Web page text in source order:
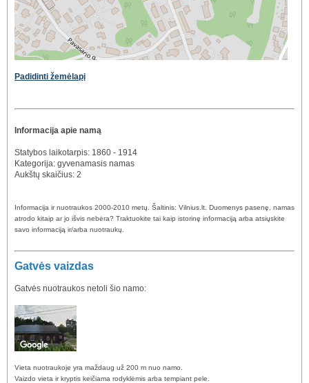
Padidinti žemėlapį
Informacija apie namą
Statybos laikotarpis: 1860 - 1914
Kategorija: gyvenamasis namas
Aukštų skaičius: 2
Informacija ir nuotraukos 2000-2010 metų. Šaltinis: Vilnius.lt. Duomenys pasenę, namas
atrodo kitaip ar jo išvis nebėra? Traktuokite tai kaip istorinę informaciją arba atsiųskite
savo informaciją ir/arba nuotraukų.
Gatvės vaizdas
Gatvės nuotraukos netoli šio namo:
Vieta nuotraukoje yra maždaug už 200 m nuo namo.
Vaizdo vieta ir kryptis keičiama rodyklėmis arba tempiant pele.